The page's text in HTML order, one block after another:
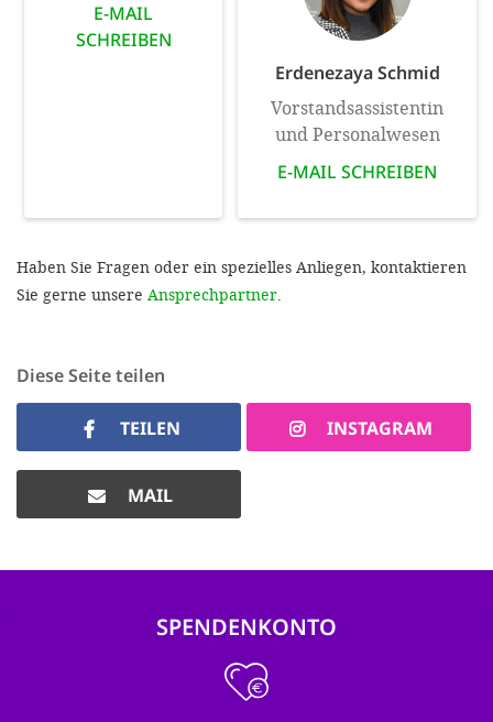
E-MAIL
SCHREIBEN
Erdenezaya Schmid
Vorstandsassistentin
und Personalwesen
E-MAIL SCHREIBEN
Haben Sie Fragen oder ein spezielles Anliegen, kontaktieren
Sie gerne unsere Ansprechpartner.
Diese Seite teilen
TEILEN INSTAGRAM
MAIL
SPENDENKONTO